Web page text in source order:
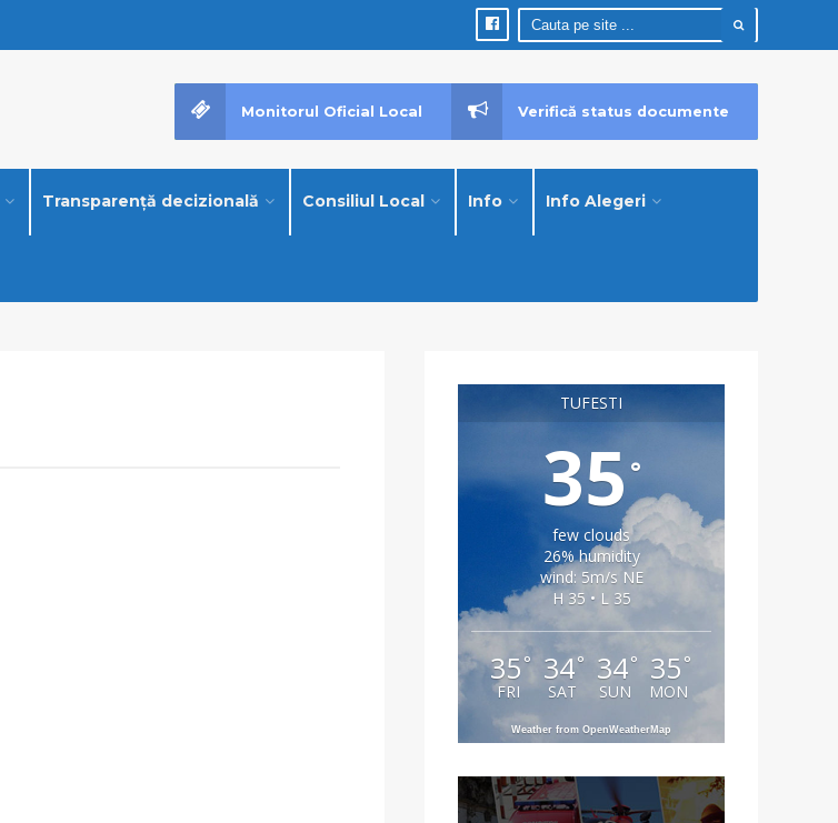
Transparență decizională Consiliul Local Info Info Alegeri
Monitorul Oficial Local Verifică status documente
TUFESTI
35°
few clouds
26% humidity
wind: 5m/s NE
H 35 • L 35
35 °
FRI
34°
SAT
34°
SUN
35 °
MON
Weather from OpenWeatherMap